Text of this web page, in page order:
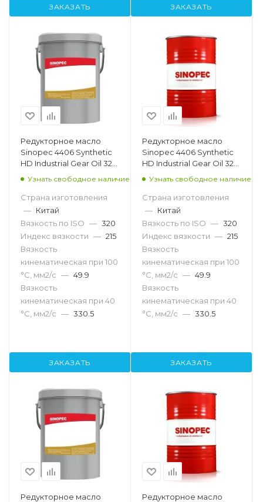
ЗАКАЗАТЬ ЗАКАЗАТЬ
Редукторное масло
Sinopec 4406 Synthetic
HD Industrial Gear Oil 320,
18лУзнать свободное наличие
Страна изготовления
— Китай
Вязкость по ISO — 320
Индекс вязкости — 215
Вязкость
кинематическая при 100
°С, мм2/с — 49.9
Вязкость
кинематическая при 40
°С, мм2/с — 330.5
ЗАКАЗАТЬ
Редукторное масло
Sinopec 4406 Synthetic
HD Industrial Gear Oil 320,
200л
Узнать свободное наличие
Страна изготовления
— Китай
Вязкость по ISO — 320
Индекс вязкости — 215
Вязкость
кинематическая при 100
°С, мм2/с — 49.9
Вязкость
кинематическая при 40
°С, мм2/с — 330.5
ЗАКАЗАТЬ
Редукторное масло Редукторное масло